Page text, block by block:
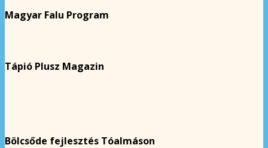
Magyar Falu Program
Tápió Plusz Magazin
Bölcsőde fejlesztés Tóalmáson